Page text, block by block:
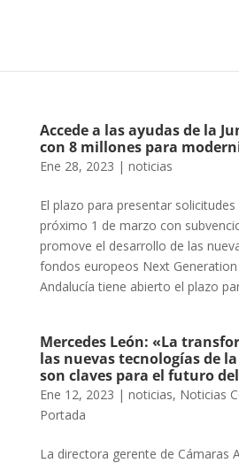
Accede a las ayudas de la
con 8 millones para
Ene 28, 2023 | noticias
El plazo para presentar
próximo 1 de marzo con
promove el desarrollo de las
fondos europeos Next Generation
Andalucía tiene abierto el plazo
Mercedes León: «La
las nuevas tecnologías de
son claves para el futuro
Ene 12, 2023 | noticias, Noticias
Portada
La directora gerente de Cámaras